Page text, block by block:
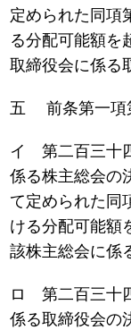
定められた同項
る分配可能額を
取締役会に係る
五 前条第一項
イ 第二百三十
係る株主総会の
て定められた同
ける分配可能額
該株主総会に係
ロ 第二百三十
係る取締役会の